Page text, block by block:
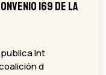
PRONU
INDÍ